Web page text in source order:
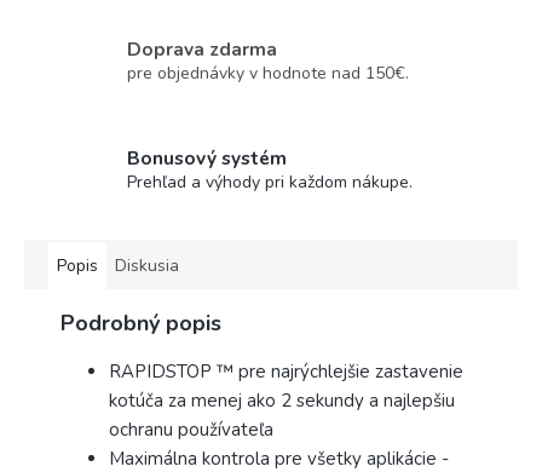
Doprava zdarma
pre objednávky v hodnote nad 150€.
Bonusový systém
Prehľad a výhody pri každom nákupe.
Popis Diskusia
Podrobný popis
RAPIDSTOP ™ pre najrýchlejšie zastavenie
kotúča za menej ako 2 sekundy a najlepšiu
ochranu používateľa
Maximálna kontrola pre všetky aplikácie -